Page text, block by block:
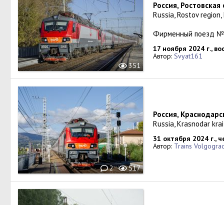
351
Россия,
Russia, Rostov
Фирменный поезд
17 ноября 2024 г.,
Автор: Svyat161
2 517
Россия,
Russia, Krasnodar
31 октября 2024 г.,
Автор: Trains